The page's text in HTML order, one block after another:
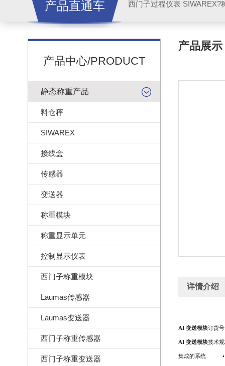
产品直通车 西门子过程仪表 SIWAREX?
产品中心/PRODUCT
静态称重产品
料仓秤
SIWAREX
接线盒
传感器
变送器
称重模块
称重显示单元
控制显示仪表
西门子称重模块
Laumas传感器
Laumas变送器
西门子称重传感器
西门子称重变送器
产品展示
详情介绍
AI 变送模块订货
AI 变送模块技术
集成的系统